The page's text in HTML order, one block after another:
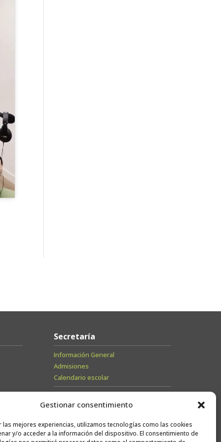
Gestionar consentimiento
las mejores experiencias, utilizamos tecnologías como las cookies
y/o acceder a la información del dispositivo. El consentimiento de
Secretaría
Información General
Admisiones
Calendario escolar
Sugerencias
Trabaja con